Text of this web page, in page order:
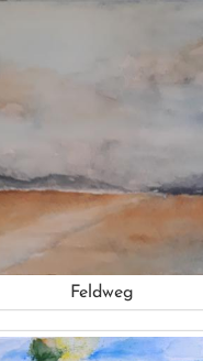
Feldweg